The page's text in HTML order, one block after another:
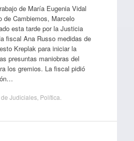
de María Eugenia Vidal
de Cambiemos, Marcelo
esta tarde por la Justicia
fiscal Ana Russo medidas de
Kreplak para iniciar la
presuntas maniobras del
los gremios. La fiscal pidió
de Judiciales, Política